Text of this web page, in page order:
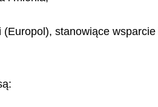
stanowiące